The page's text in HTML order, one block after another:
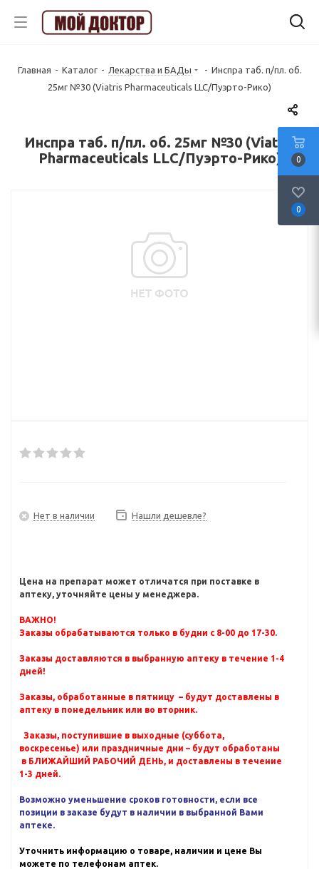
Главная - Каталог - Лекарства и БАДы - Инспра таб. п/пл. об.
25мг №30 (Viatris Pharmaceuticals LLC/Пуэрто-Рико)
Инспра таб. п/пл. об. 25мг №30 (Viatris
Pharmaceuticals LLC/Пуэрто-Рико)
Нет в наличии Нашли дешевле?
Цена на препарат может отличатся при поставке в
аптеку, уточняйте цены у менеджера.
ВАЖНО!
Заказы обрабатываются только в будни с 8-00 до 17-30.
Заказы доставляются в выбранную аптеку в течение 1-4
дней!
Заказы, обработанные в пятницу – будут доставлены в
аптеку в понедельник или во вторник.
Заказы, поступившие в выходные (суббота,
воскресенье) или праздничные дни – будут обработаны
в БЛИЖАЙШИЙ РАБОЧИЙ ДЕНЬ, и доставлены в течение
1-3 дней.
Возможно уменьшение сроков готовности, если все
позиции в заказе будут в наличии в выбранной Вами
аптеке.
Уточнить информацию о товаре, наличии и цене Вы
можете по телефонам аптек.
0
0